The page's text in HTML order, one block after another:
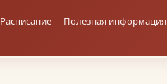
Расписание Полезная информация